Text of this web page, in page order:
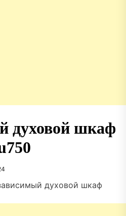
духовой шкаф
духовой шкаф